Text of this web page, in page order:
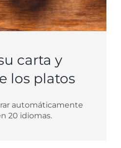
carta y
los platos
automáticamente
20 idiomas.